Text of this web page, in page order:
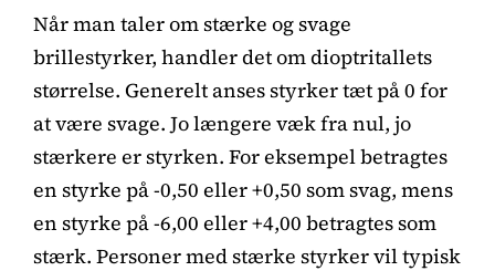
Når man taler om stærke og svage
brillestyrker, handler det om dioptritallets
størrelse. Generelt anses styrker tæt på 0 for
at være svage. Jo længere væk fra nul, jo
stærkere er styrken. For eksempel betragtes
en styrke på -0,50 eller +0,50 som svag, mens
en styrke på -6,00 eller +4,00 betragtes som
stærk. Personer med stærke styrker vil typisk